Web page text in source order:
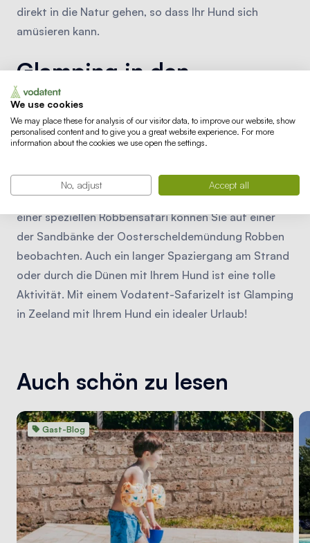
direkt in die Natur gehen, so dass Ihr Hund sich
amüsieren kann.
Glamping in den
Niederlanden mit Hund
Zum Glück gibt es in den Niederlandenviele schöne
Orte, die man besuchen kann. In der hügeligen Region
Radtouren mit Ihrem Hund unternehmen. Auch
Zeelandist ein toller Ort für Glamping mit Hund. Bei
einer speziellen Robbensafari können Sie auf einer
der Sandbänke der Oosterscheldemündung Robben
beobachten. Auch ein langer Spaziergang am Strand
oder durch die Dünen mit Ihrem Hund ist eine tolle
Aktivität. Mit einem Vodatent-Safarizelt ist Glamping
in Zeeland mit Ihrem Hund ein idealer Urlaub!
Auch schön zu lesen
Gast-Blog
We use cookies
We may place these for analysis of our visitor data, to improve our website, show
personalised content and to give you a great website experience. For more
information about the cookies we use open the settings.
No, adjust Accept all